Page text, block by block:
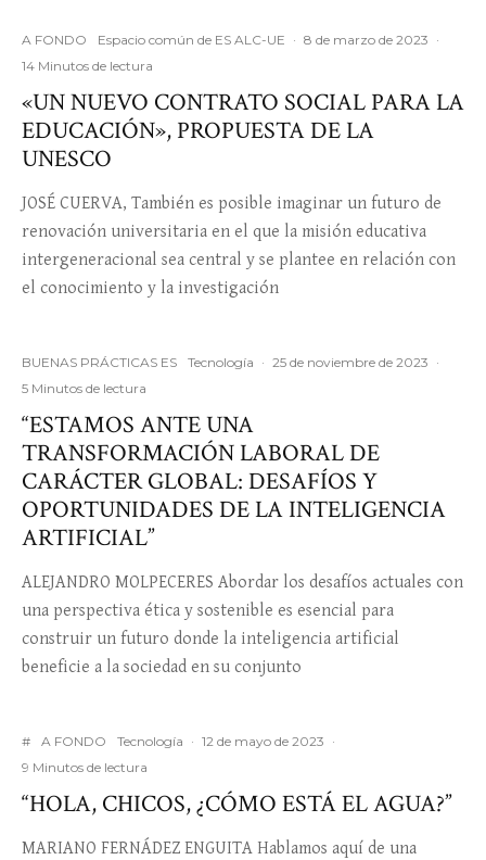
A FONDO Espacio común de ES ALC-UE · 8 de marzo de 2023 ·
14 Minutos de lectura
«UN NUEVO CONTRATO SOCIAL PARA LA
EDUCACIÓN», PROPUESTA DE LA
UNESCO
JOSÉ CUERVA, También es posible imaginar un futuro de
renovación universitaria en el que la misión educativa
intergeneracional sea central y se plantee en relación con
el conocimiento y la investigación
BUENAS PRÁCTICAS ES Tecnología · 25 de noviembre de 2023 ·
5 Minutos de lectura
“ESTAMOS ANTE UNA
TRANSFORMACIÓN LABORAL DE
CARÁCTER GLOBAL: DESAFÍOS Y
OPORTUNIDADES DE LA INTELIGENCIA
ARTIFICIAL”
ALEJANDRO MOLPECERES Abordar los desafíos actuales con
una perspectiva ética y sostenible es esencial para
construir un futuro donde la inteligencia artificial
beneficie a la sociedad en su conjunto
# A FONDO Tecnología · 12 de mayo de 2023 ·
9 Minutos de lectura
“HOLA, CHICOS, ¿CÓMO ESTÁ EL AGUA?”
MARIANO FERNÁDEZ ENGUITA Hablamos aquí de una